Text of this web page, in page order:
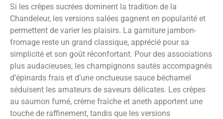
Si les crêpes sucrées dominent la tradition de la
Chandeleur, les versions salées gagnent en popularité et
permettent de varier les plaisirs. La garniture jambon-
fromage reste un grand classique, apprécié pour sa
simplicité et son goût réconfortant. Pour des associations
plus audacieuses, les champignons sautés accompagnés
d’épinards frais et d’une onctueuse sauce béchamel
séduisent les amateurs de saveurs délicates. Les crêpes
au saumon fumé, crème fraîche et aneth apportent une
touche de raffinement, tandis que les versions